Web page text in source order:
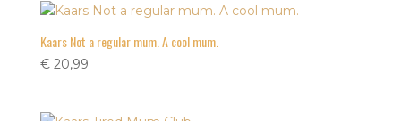
Kaars Not a regular mum. A cool mum.
€20,99